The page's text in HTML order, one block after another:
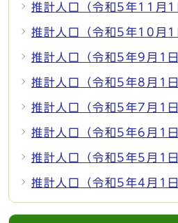
推計人口（令和5年11月1
推計人口（令和5年10月1
推計人口（令和5年9月1日
推計人口（令和5年8月1日
推計人口（令和5年7月1日
推計人口（令和5年6月1日
推計人口（令和5年5月1日
推計人口（令和5年4月1日